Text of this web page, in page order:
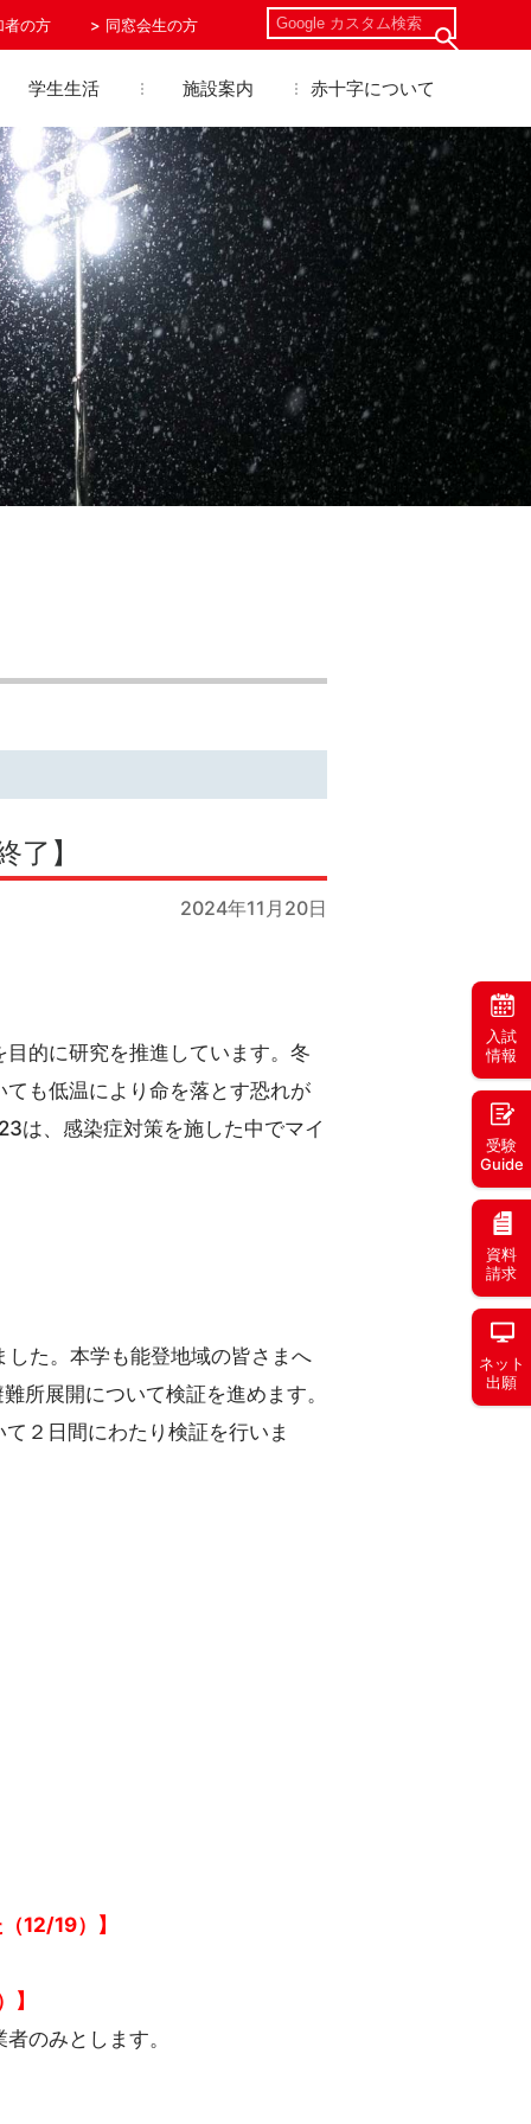
者の方 同窓会生の方
学生生活 施設案内 赤十字について
】
2024年11月20日
的に研究を推進しています。冬
も低温により命を落とす恐れが
は、感染症対策を施した中でマイ
た。本学も能登地域の皆さまへ
所展開について検証を進めます。
２日間にわたり検証を行いま
12/19）】
】
のみとします。
入試
情報
受験
Guide
資料
請求
ネット
出願